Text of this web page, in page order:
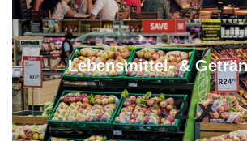
Lebensmittel- &
2 x